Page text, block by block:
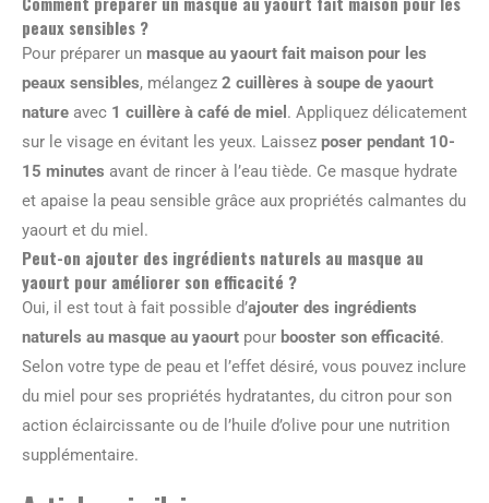
peaux sensibles ?
Pour préparer un masque au yaourt fait maison pour les
peaux sensibles, mélangez 2 cuillères à soupe de yaourt
nature avec 1 cuillère à café de miel . Appliquez délicatement
sur le visage en évitant les yeux. Laissez poser pendant 10-
15 minutes avant de rincer à l’eau tiède. Ce masque hydrate
et apaise la peau sensible grâce aux propriétés calmantes du
yaourt et du miel.
Peut-on ajouter des ingrédients naturels au masque au
yaourt pour améliorer son efficacité ?
Oui, il est tout à fait possible d’ajouter des ingrédients
naturels au masque au yaourt pour booster son efficacité.
Selon votre type de peau et l’effet désiré, vous pouvez inclure
du miel pour ses propriétés hydratantes, du citron pour son
action éclaircissante ou de l’huile d’olive pour une nutrition
supplémentaire.